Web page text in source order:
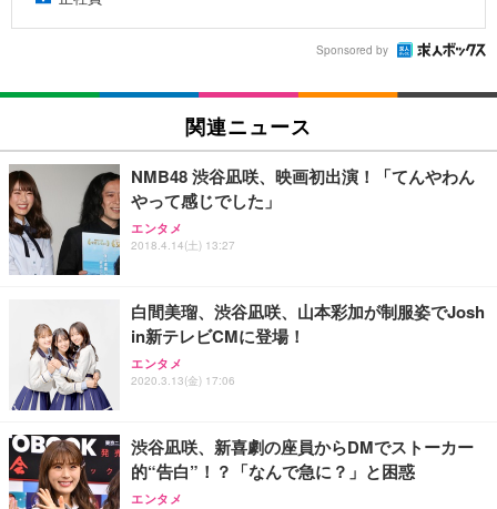
Sponsored by
関連ニュース
NMB48 渋谷凪咲、映画初出演！「てんやわん
やって感じでした」
エンタメ
2018.4.14(土) 13:27
白間美瑠、渋谷凪咲、山本彩加が制服姿でJosh
in新テレビCMに登場！
エンタメ
2020.3.13(金) 17:06
渋谷凪咲、新喜劇の座員からDMでストーカー
的“告白”！？「なんで急に？」と困惑
エンタメ